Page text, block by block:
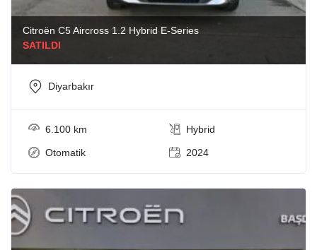
Citroën C5 Aircross 1.2 Hybrid E-Series
SATILDI
Diyarbakır
6.100 km Hybrid
Otomatik 2024